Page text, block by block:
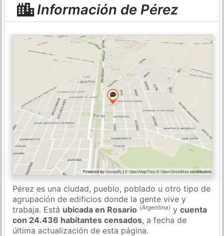
Información de Pérez
Pérez es una ciudad, pueblo, poblado u otro tipo de
agrupación de edificios donde la gente vive y
trabaja. Está ubicada en Rosario (Argentina) ycuenta
con 24.436 habitantes censados, a fecha de
última actualización de esta página.